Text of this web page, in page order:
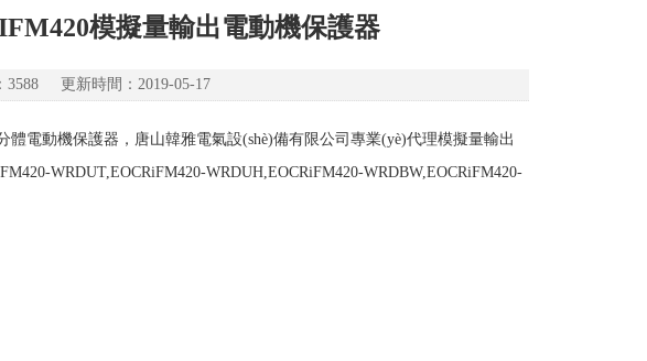
模擬量輸出電動機保護器
3588 更新時間：2019-05-17
動機保護器，唐山韓雅電氣設(shè)備有限公司專業(yè)代理模擬量輸出
WRDUT,EOCRiFM420-WRDUH,EOCRiFM420-WRDBW,EOCRiFM420-